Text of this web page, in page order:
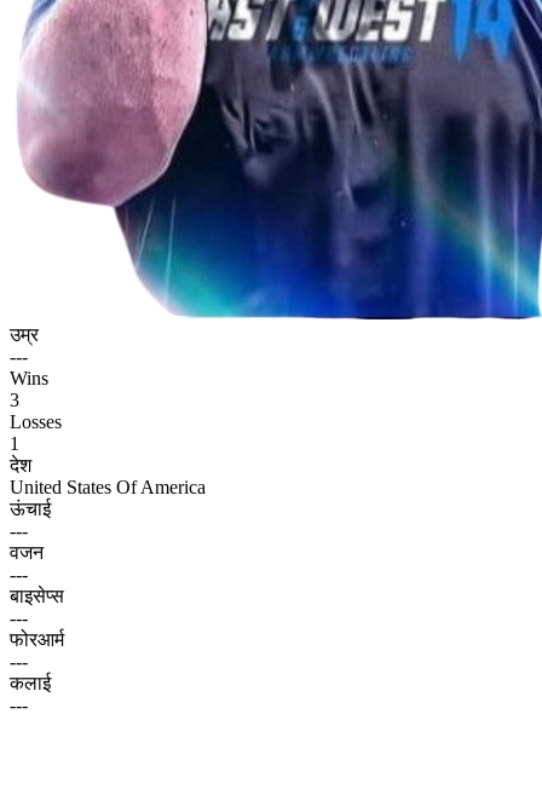
उम्र
---
Wins
3
Losses
1
देश
United States Of America
ऊंचाई
---
वजन
---
बाइसेप्स
---
फोरआर्म
---
कलाई
---